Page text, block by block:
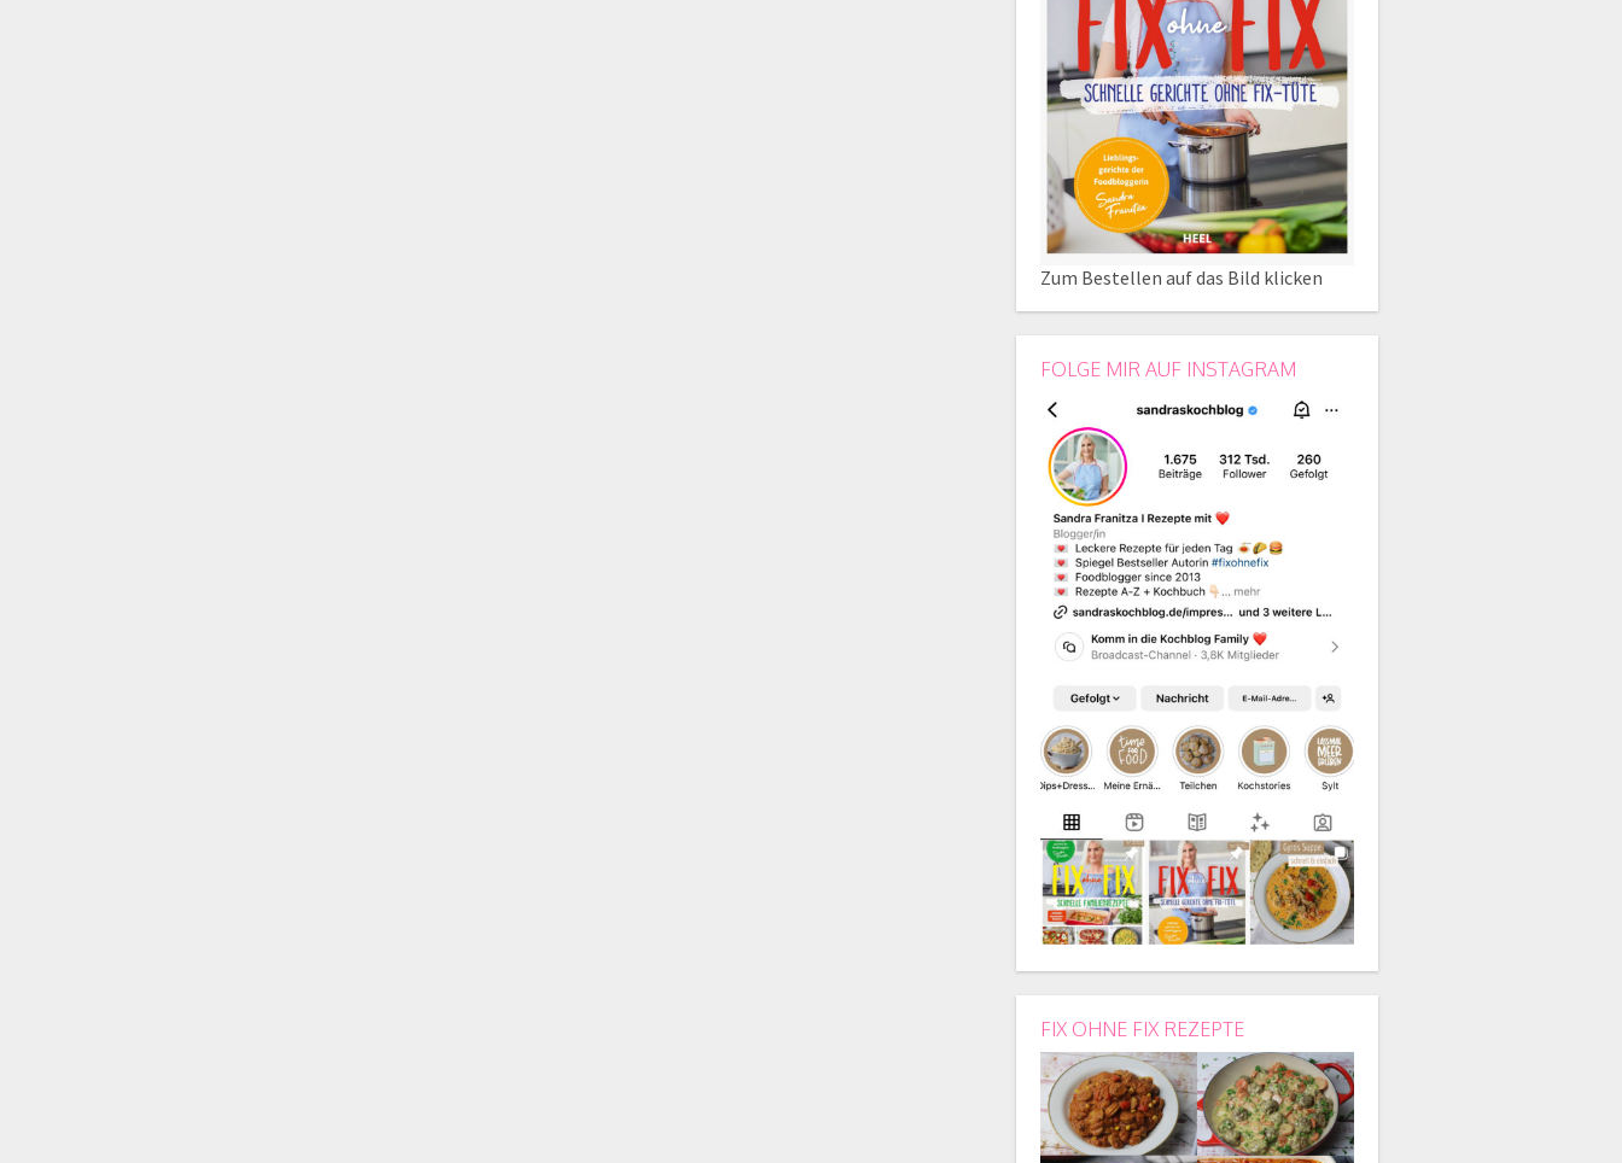
Zum Bestellen auf das Bild klicken
FOLGE MIR AUF INSTAGRAM
FIX OHNE FIX REZEPTE